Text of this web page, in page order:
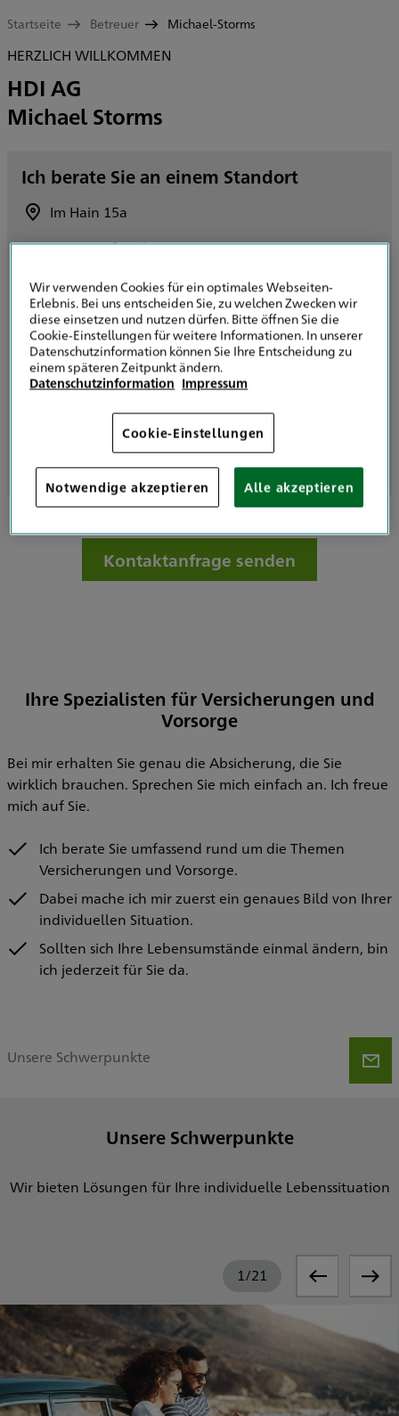
Startseite Betreuer Michael-Storms
HERZLICH WILLKOMMEN
HDI AG
Michael Storms
Ich berate Sie an einem Standort
Im Hain 15a
07381 Pößneck
Route planen
+49 3647 423888
+49 221 1446000200
E-Mail senden
Geöffnet nach Vereinbarung
Kontaktanfrage senden
Ihre Spezialisten für Versicherungen und
Vorsorge
Bei mir erhalten Sie genau die Absicherung, die Sie
wirklich brauchen. Sprechen Sie mich einfach an. Ich freue
mich auf Sie.
Ich berate Sie umfassend rund um die Themen
Versicherungen und Vorsorge.
Dabei mache ich mir zuerst ein genaues Bild von Ihrer
individuellen Situation.
Sollten sich Ihre Lebensumstände einmal ändern, bin
ich jederzeit für Sie da.
Unsere Schwerpunkte
Unsere Schwerpunkte
Wir bieten Lösungen für Ihre individuelle Lebenssituation
1/21
Wir verwenden Cookies für ein optimales Webseiten-
Erlebnis. Bei uns entscheiden Sie, zu welchen Zwecken wir
diese einsetzen und nutzen dürfen. Bitte öffnen Sie die
Cookie-Einstellungen für weitere Informationen. In unserer
Datenschutzinformation können Sie Ihre Entscheidung zu
einem späteren Zeitpunkt ändern.
Datenschutzinformation Impressum
Cookie-Einstellungen
Notwendige akzeptieren Alle akzeptieren